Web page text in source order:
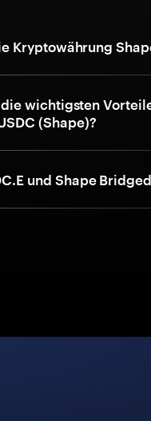
Kryptowährung
die wichtigsten
(Shape)?
und Shape